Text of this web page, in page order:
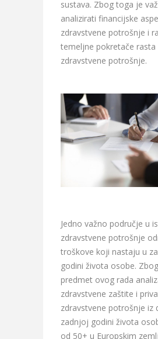
sustava. Zbog toga je
analizirati financijske
zdravstvene potrošnje i
temeljne pokretače rasta
zdravstvene potrošnje.
Jedno važno područje u
zdravstvene potrošnje
troškove koji nastaju u
godini života osobe.
predmet ovog rada
zdravstvene zaštite i
zdravstvene potrošnje iz
zadnjoj godini života
od 50+ u Europskim